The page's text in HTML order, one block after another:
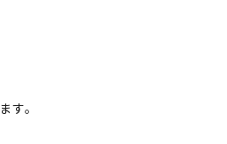
す。